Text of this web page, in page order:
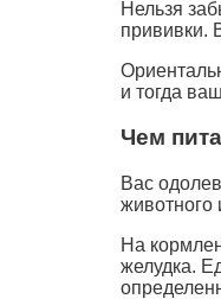
Нельзя
прививки.
и тогда
Чем
Вас
животного
На
желудка.